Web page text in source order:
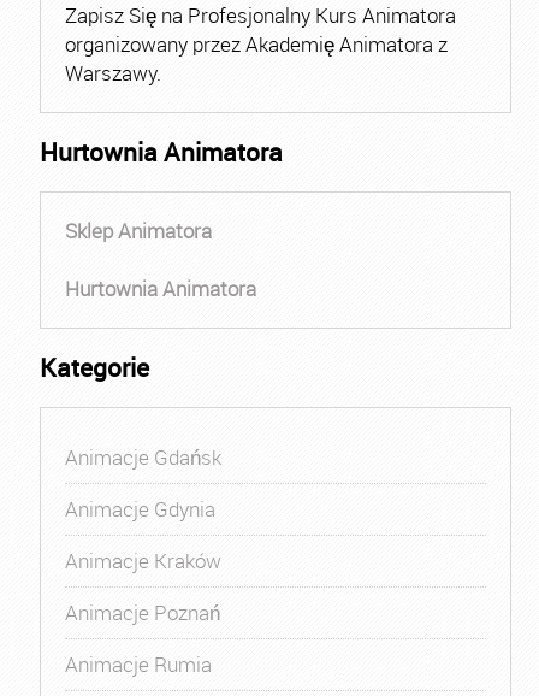
Zapisz Się na Profesjonalny Kurs Animatora
organizowany przez Akademię Animatora z
Warszawy.
Hurtownia Animatora
Sklep Animatora
Hurtownia Animatora
Kategorie
Animacje Gdańsk
Animacje Gdynia
Animacje Kraków
Animacje Poznań
Animacje Rumia